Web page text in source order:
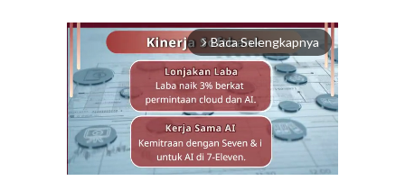
arrow_forward_ios Baca Selengkapnya